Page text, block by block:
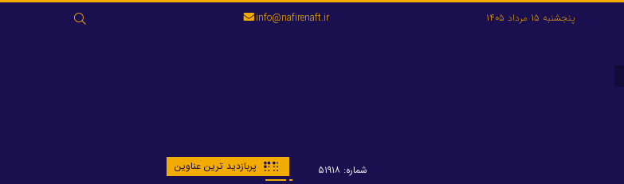
جستجو
برای:
پنجشنبه 15 مرداد 1405 info@nafirenaft.ir
شماره: ۵۱۹۱۸ پربازدید ترین عناوین